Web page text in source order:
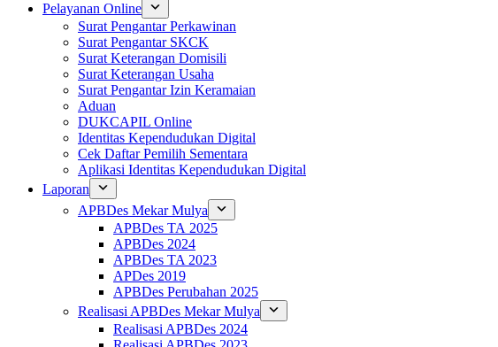
Pelayanan Online
Surat Pengantar Perkawinan
Surat Pengantar SKCK
Surat Keterangan Domisili
Surat Keterangan Usaha
Surat Pengantar Izin Keramaian
Aduan
DUKCAPIL Online
Identitas Kependudukan Digital
Cek Daftar Pemilih Sementara
Aplikasi Identitas Kependudukan Digital
Laporan
APBDes Mekar Mulya
APBDes TA 2025
APBDes 2024
APBDes TA 2023
APDes 2019
APBDes Perubahan 2025
Realisasi APBDes Mekar Mulya
Realisasi APBDes 2024